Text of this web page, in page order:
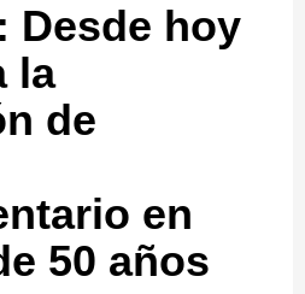
Desde hoy
la
de
en
50 años